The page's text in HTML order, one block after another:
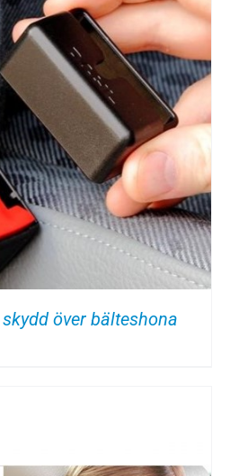
över bälteshona